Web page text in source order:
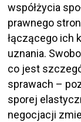
współżycia
prawnego
łączącego ich
uznania.
co jest
sprawach –
sporej
negocjacji